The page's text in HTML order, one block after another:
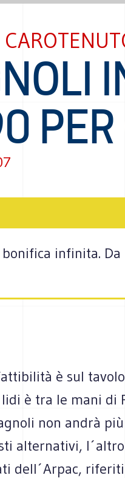
PER
infinita. Da
è sul
è tra le mani di
non andrà
alternativi,
dell´Arpac,